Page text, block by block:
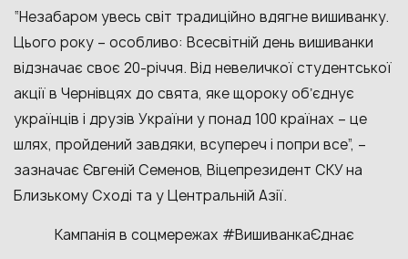
“Незабаром увесь світ традиційно вдягне вишиванку.
Цього року – особливо: Всесвітній день вишиванки
відзначає своє 20-річчя. Від невеличкої студентської
акції в Чернівцях до свята, яке щороку обʼєднує
українців і друзів України у понад 100 країнах – це
шлях, пройдений завдяки, всупереч і попри все”, –
зазначає Євгеній Семенов, Віцепрезидент СКУ на
Близькому Сході та у Центральній Азії.
Кампанія в соцмережах #ВишиванкаЄднає